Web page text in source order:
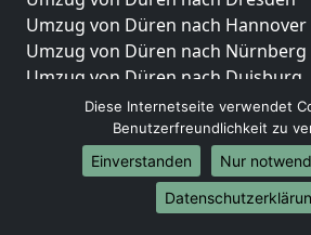
Umzug von Düren nach Hannover
Umzug von Düren nach Nürnberg
Umzug von Düren nach Duisburg
Umzug von Düren nach Bochum
Umzug von Düren nach Wuppertal
Umzug von Düren nach Bielefeld
Umzug von Düren nach Bonn
Umzug von Düren nach Münster
Diese Internetseite verwendet
Benutzerfreundlichkeit zu
Einverstanden
Nur